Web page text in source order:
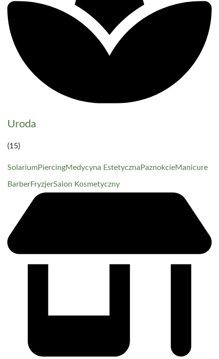
Uroda
(15)
SolariumPiercingMedycyna Estetyczna PaznokcieManicure
BarberFryzjerSalon Kosmetyczny